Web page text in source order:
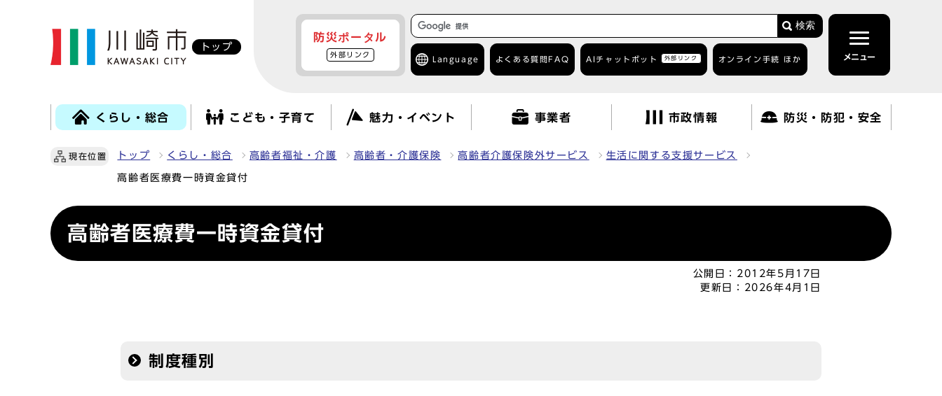
トップ
防災ポータル
外部リンク
検索
Language よくある質問 FAQ AIチャットボット 外部リンク オンライン手続 ほか メニュー
くらし・総合 こども・子育て 魅力・イベント 事業者 市政情報 防災・防犯・安全
現在位置 トップ くらし・総合 高齢者福祉・介護 高齢者・介護保険 高齢者介護保険外サービス 生活に関する支援サービス
高齢者医療費一時資金貸付
高齢者医療費一時資金貸付
公開日： 2012年5月17日
更新日：
2026年4月1日
制度種別